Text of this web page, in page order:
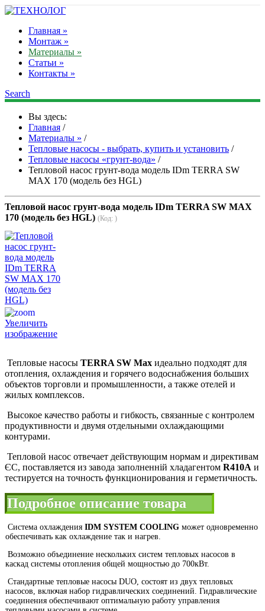
Главная »
Монтаж »
Материалы »
Статьи »
Контакты »
Search
Вы здесь:
Главная /
Материалы » /
Тепловые насосы - выбрать, купить и установить /
Тепловые насосы «грунт-вода» /
Тепловой насос грунт-вода модель IDm TERRA SW
MAX 170 (модель без HGL)
Тепловой насос грунт-вода модель IDm TERRA SW MAX
170 (модель без HGL) (Код: )
Увеличить
изображение
Тепловые насосы TERRA SW Max идеально подходят для
отопления, охлаждения и горячего водоснабжения больших
объектов торговли и промышленности, а также отелей и
жилых комплексов.
Высокое качество работы и гибкость, связанные с контролем
продуктивности и двумя отдельными охлаждающими
контурами.
Тепловой насос отвечает действующим нормам и директивам
ЄС, поставляется из завода заполненній хладагентом R410A и
тестируется на точность функционирования и герметичность.
Подробное описание товара
Система охлаждения IDM SYSTEM COOLING может одновременно
обеспечивать как охлаждение так и нагрев.
Возможно объединение нескольких систем тепловых насосов в
каскад системы отопления общей мощностью до 700кВт.
Стандартные тепловые насосы DUO, состоят из двух тепловых
насосов, включая набор гидравлических соединений. Гидравлические
соединения обеспечивают оптимальную работу управления